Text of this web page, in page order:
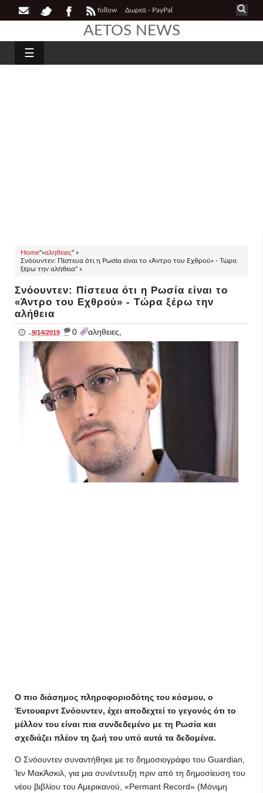
follow Δωρεά - PayPal
AETOS NEWS
☰
Home"»αληθειες" »
Σνόουντεν: Πίστευα ότι η Ρωσία είναι το «Άντρο του Εχθρού» - Τώρα
ξέρω την αλήθεια" »
Σνόουντεν: Πίστευα ότι η Ρωσία είναι το
«Άντρο του Εχθρού» - Τώρα ξέρω την
αλήθεια
..9/14/2019 _ 0 αληθειες,
Ο πιο διάσημος πληροφοριοδότης του κόσμου, ο
Έντουαρντ Σνόουντεν, έχει αποδεχτεί το γεγονός ότι το
μέλλον του είναι πια συνδεδεμένο με τη Ρωσία και
σχεδιάζει πλέον τη ζωή του υπό αυτά τα δεδομένα.
Ο Σνόουντεν συναντήθηκε με το δημοσιογράφο του Guardian,
Ίεν ΜακΆσκιλ, για μια συνέντευξη πριν από τη δημοσίευση του
νέου βιβλίου του Αμερικανού, «Permant Record» (Μόνιμη